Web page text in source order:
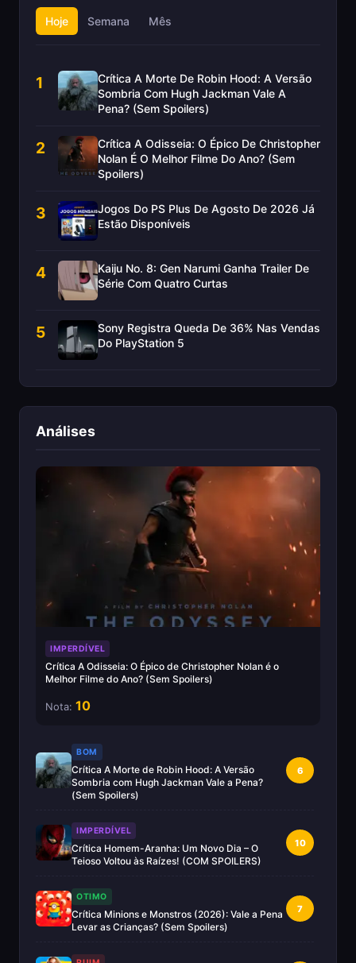
Hoje Semana Mês
1
Crítica A Morte De Robin Hood: A Versão
Sombria Com Hugh Jackman Vale A
Pena? (Sem Spoilers)
2
Crítica A Odisseia: O Épico De Christopher
Nolan É O Melhor Filme Do Ano? (Sem
Spoilers)
3
Jogos Do PS Plus De Agosto De 2026 Já
Estão Disponíveis
4
Kaiju No. 8: Gen Narumi Ganha Trailer De
Série Com Quatro Curtas
5
Sony Registra Queda De 36% Nas Vendas
Do PlayStation 5
Análises
IMPERDÍVEL
Crítica A Odisseia: O Épico de Christopher Nolan é o
Melhor Filme do Ano? (Sem Spoilers)
Nota: 10
BOM
Crítica A Morte de Robin Hood: A Versão
Sombria com Hugh Jackman Vale a Pena?
(Sem Spoilers)
6
IMPERDÍVEL
Crítica Homem-Aranha: Um Novo Dia – O
Teioso Voltou às Raízes! (COM SPOILERS)
10
OTIMO
Crítica Minions e Monstros (2026): Vale a Pena
Levar as Crianças? (Sem Spoilers)
7